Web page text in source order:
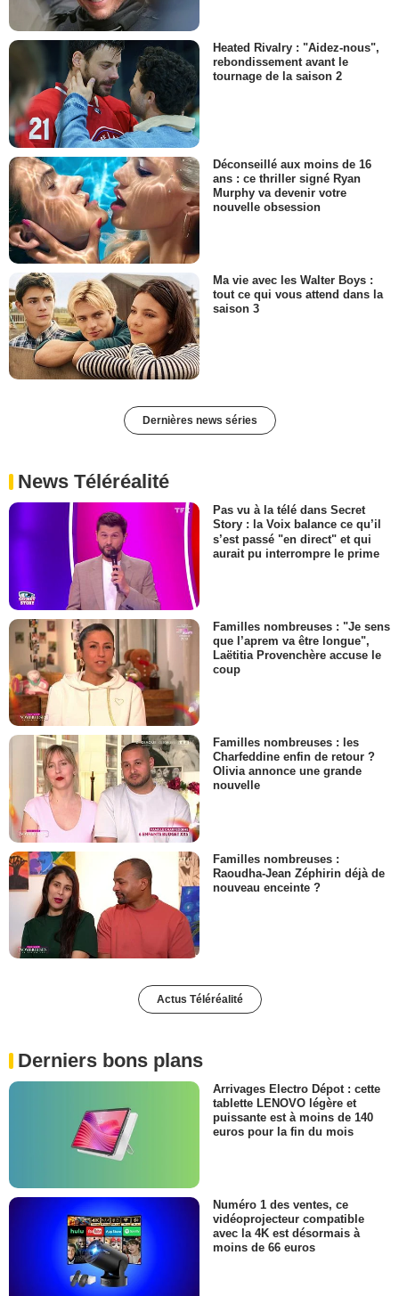
Heated Rivalry : "Aidez-nous",
rebondissement avant le
tournage de la saison 2
Déconseillé aux moins de 16
ans : ce thriller signé Ryan
Murphy va devenir votre
nouvelle obsession
Ma vie avec les Walter Boys :
tout ce qui vous attend dans la
saison 3
Dernières news séries
News Téléréalité
Pas vu à la télé dans Secret
Story : la Voix balance ce qu’il
s’est passé "en direct" et qui
aurait pu interrompre le prime
Familles nombreuses : "Je sens
que l’aprem va être longue",
Laëtitia Provenchère accuse le
coup
Familles nombreuses : les
Charfeddine enfin de retour ?
Olivia annonce une grande
nouvelle
Familles nombreuses :
Raoudha-Jean Zéphirin déjà de
nouveau enceinte ?
Actus Téléréalité
Derniers bons plans
Arrivages Electro Dépot : cette
tablette LENOVO légère et
puissante est à moins de 140
euros pour la fin du mois
Numéro 1 des ventes, ce
vidéoprojecteur compatible
avec la 4K est désormais à
moins de 66 euros